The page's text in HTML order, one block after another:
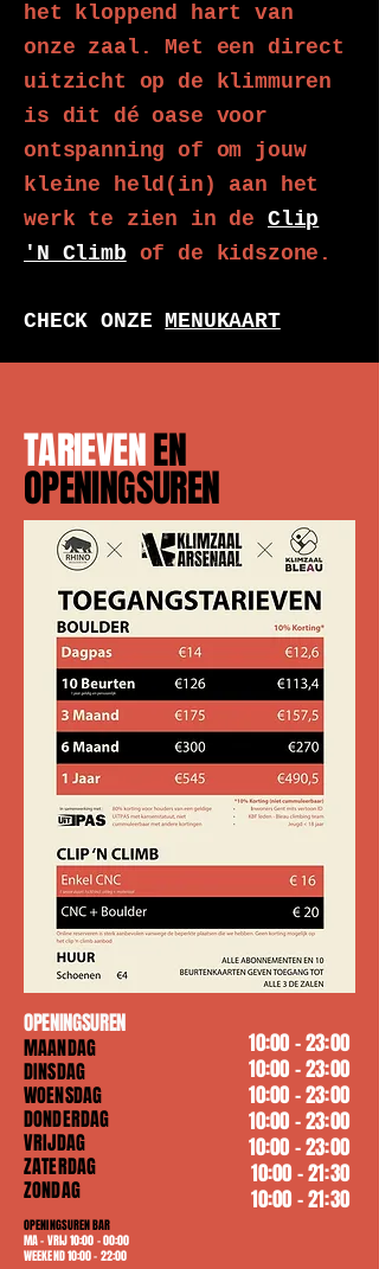
het kloppend hart van
onze zaal. Met een direct
uitzicht op de klimmuren
is dit dé oase voor
ontspanning of om jouw
kleine held(in) aan het
werk te zien in de Clip
'N Climb of de kidszone.
CHECK ONZEMENUKAART
TARIEVENEN
OPENINGSUREN
OPENINGSUREN
MAANDAG
DINSDAG
WOENSDAG
DONDERDAG
VRIJDAG
ZATERDAG
ZONDAG
OPENINGSUREN BAR
MA - VRIJ 10:00 - 00:00
WEEKEND 10:00 - 22:00
10:00 - 23:00
10:00 - 23:00
10:00 - 23:00
10:00 - 23:00
10:00 - 23:00
10:00 - 21:30
10:00 - 21:30